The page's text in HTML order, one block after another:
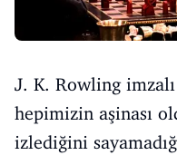
J. K. Rowling
hepimizin aşinası
izlediğini